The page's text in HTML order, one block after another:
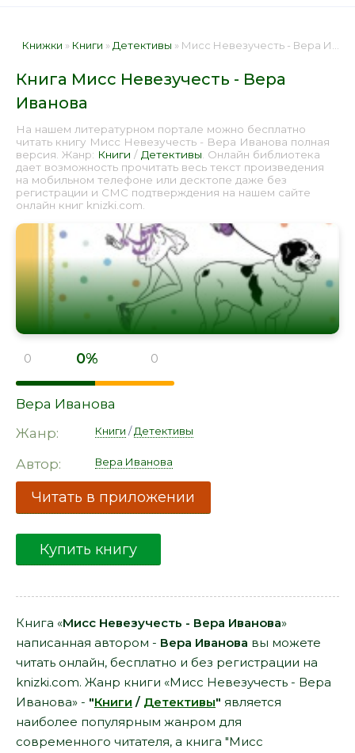
Книжки » Книги » Детективы » Мисс Невезучесть - Вера Иванова 📕 - Книга онлайн бесплатно
Книга Мисс Невезучесть - Вера
Иванова
На нашем литературном портале можно бесплатно
читать книгу Мисс Невезучесть - Вера Иванова полная
версия. Жанр: Книги / Детективы . Онлайн библиотека
дает возможность прочитать весь текст произведения
на мобильном телефоне или десктопе даже без
регистрации и СМС подтверждения на нашем сайте
онлайн книг knizki.com.
0 0% 0
Вера Иванова
Жанр:
Книги /Детективы
Автор: Вера Иванова
Читать в приложении
Купить книгу
Книга «Мисс Невезучесть - Вера Иванова»
написанная автором - Вера Иванова вы можете
читать онлайн, бесплатно и без регистрации на
knizki.com. Жанр книги «Мисс Невезучесть - Вера
Иванова» - "Книги / Детективы" является
наиболее популярным жанром для
современного читателя, а книга "Мисс